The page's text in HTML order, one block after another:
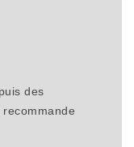
des